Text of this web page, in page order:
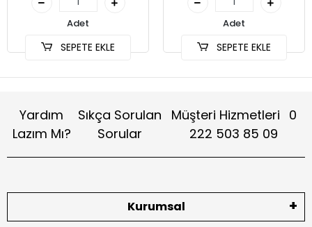
Adet
SEPETE EKLE
Adet
SEPETE EKLE
Yardım
Lazım Mı?
Sıkça Sorulan
Sorular
Müşteri Hizmetleri 0
222 503 85 09
Kurumsal